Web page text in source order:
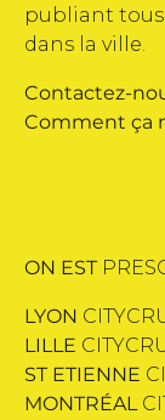
publiant tous
dans la ville.
Contactez-
Comment ça
ON EST
LYON
LILLE
ST ETIENNE
MONTRÉAL